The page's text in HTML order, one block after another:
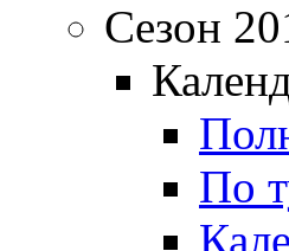
Сезон
По